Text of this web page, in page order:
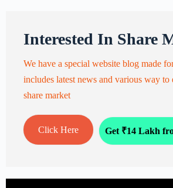
Interested In Share
We have a special website blog made
includes latest news and various way to
share market
Click Here Get ₹14 Lakh